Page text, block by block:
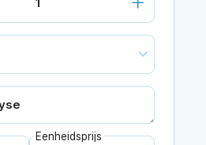
Eenheidsprijs